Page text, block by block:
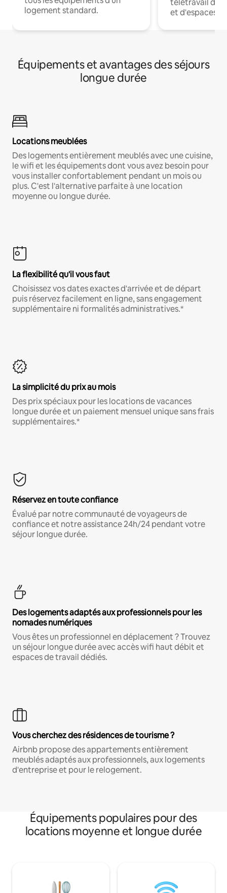
logement standard.
télétravail
et d'espaces
Équipements et avantages des séjours
longue durée
Locations meublées
Des logements entièrement meublés avec une cuisine,
le wifi et les équipements dont vous avez besoin pour
vous installer confortablement pendant un mois ou
plus. C'est l'alternative parfaite à une location
moyenne ou longue durée.
La flexibilité qu'il vous faut
Choisissez vos dates exactes d'arrivée et de départ
puis réservez facilement en ligne, sans engagement
supplémentaire ni formalités administratives.*
La simplicité du prix au mois
Des prix spéciaux pour les locations de vacances
longue durée et un paiement mensuel unique sans frais
supplémentaires.*
Réservez en toute confiance
Évalué par notre communauté de voyageurs de
confiance et notre assistance 24h/24 pendant votre
séjour longue durée.
Des logements adaptés aux professionnels pour les
nomades numériques
Vous êtes un professionnel en déplacement ? Trouvez
un séjour longue durée avec accès wifi haut débit et
espaces de travail dédiés.
Vous cherchez des résidences de tourisme ?
Airbnb propose des appartements entièrement
meublés adaptés aux professionnels, aux logements
d'entreprise et pour le relogement.
Équipements populaires pour des
locations moyenne et longue durée